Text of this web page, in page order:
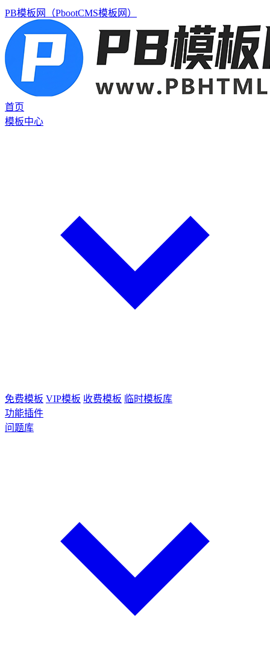
PB模板网（PbootCMS模板网）
首页
模板中心
免费模板 VIP模板 收费模板 临时模板库
功能插件
问题库